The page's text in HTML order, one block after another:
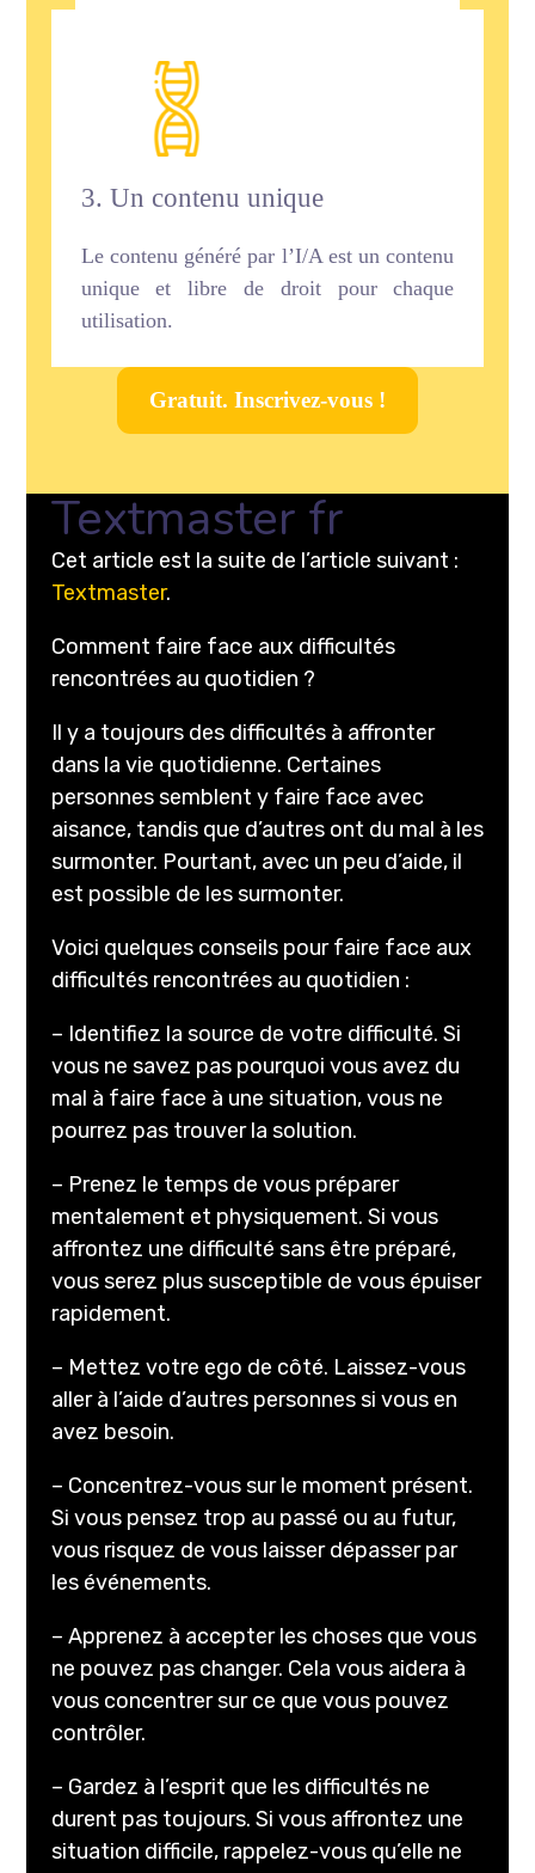
3. Un contenu unique
Le contenu généré par l’I/A est un contenu
unique et libre de droit pour chaque
utilisation.
Gratuit. Inscrivez-vous !
Textmaster fr
Cet article est la suite de l’article suivant :
Textmaster.
Comment faire face aux difficultés
rencontrées au quotidien ?
Il y a toujours des difficultés à affronter
dans la vie quotidienne. Certaines
personnes semblent y faire face avec
aisance, tandis que d’autres ont du mal à les
surmonter. Pourtant, avec un peu d’aide, il
est possible de les surmonter.
Voici quelques conseils pour faire face aux
difficultés rencontrées au quotidien :
– Identifiez la source de votre difficulté. Si
vous ne savez pas pourquoi vous avez du
mal à faire face à une situation, vous ne
pourrez pas trouver la solution.
– Prenez le temps de vous préparer
mentalement et physiquement. Si vous
affrontez une difficulté sans être préparé,
vous serez plus susceptible de vous épuiser
rapidement.
– Mettez votre ego de côté. Laissez-vous
aller à l’aide d’autres personnes si vous en
avez besoin.
– Concentrez-vous sur le moment présent.
Si vous pensez trop au passé ou au futur,
vous risquez de vous laisser dépasser par
les événements.
– Apprenez à accepter les choses que vous
ne pouvez pas changer. Cela vous aidera à
vous concentrer sur ce que vous pouvez
contrôler.
– Gardez à l’esprit que les difficultés ne
durent pas toujours. Si vous affrontez une
situation difficile, rappelez-vous qu’elle ne